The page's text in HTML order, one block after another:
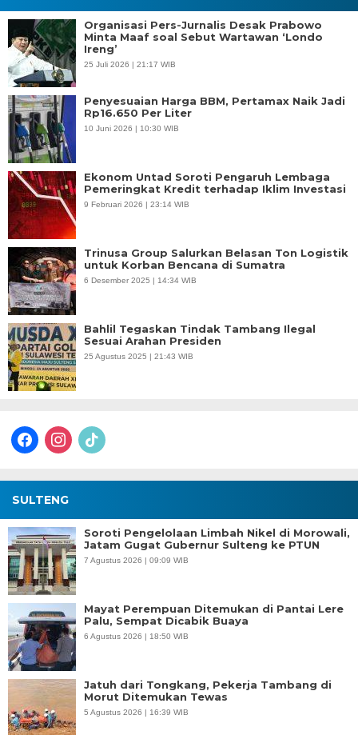
Organisasi Pers-Jurnalis Desak Prabowo
Minta Maaf soal Sebut Wartawan ‘Londo
Ireng’
25 Juli 2026 | 21:17 WIB
Penyesuaian Harga BBM, Pertamax Naik Jadi
Rp16.650 Per Liter
10 Juni 2026 | 10:30 WIB
Ekonom Untad Soroti Pengaruh Lembaga
Pemeringkat Kredit terhadap Iklim Investasi
9 Februari 2026 | 23:14 WIB
Trinusa Group Salurkan Belasan Ton Logistik
untuk Korban Bencana di Sumatra
6 Desember 2025 | 14:34 WIB
Bahlil Tegaskan Tindak Tambang Ilegal
Sesuai Arahan Presiden
25 Agustus 2025 | 21:43 WIB
facebookinstagram
tiktok
SULTENG
Soroti Pengelolaan Limbah Nikel di Morowali,
Jatam Gugat Gubernur Sulteng ke PTUN
7 Agustus 2026 | 09:09 WIB
Mayat Perempuan Ditemukan di Pantai Lere
Palu, Sempat Dicabik Buaya
6 Agustus 2026 | 18:50 WIB
Jatuh dari Tongkang, Pekerja Tambang di
Morut Ditemukan Tewas
5 Agustus 2026 | 16:39 WIB